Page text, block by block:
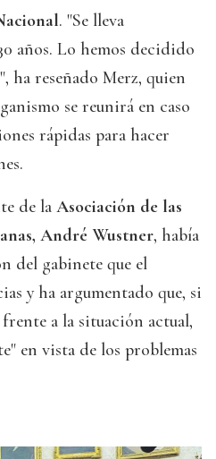
. "Se lleva
años. Lo hemos decidido
ha reseñado Merz, quien
se reunirá en caso
rápidas para hacer
de la Asociación de las
André Wustner, había
del gabinete que el
y ha argumentado que, si
a la situación actual,
en vista de los problemas